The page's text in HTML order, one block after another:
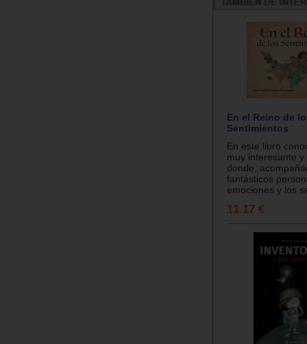
En el Reino de
Sentimientos
En este libro
muy interesante y
donde,
fantásticos
emociones y los
11.17 €